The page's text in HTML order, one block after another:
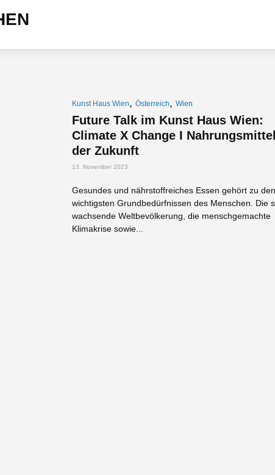
Kunst Haus Wien, Österreich, Wien
Future Talk im Kunst Haus Wien:
Climate X Change I Nahrungsmittel
der Zukunft
13. November 2023
Gesundes und nährstoffreiches Essen gehört zu den
wichtigsten Grundbedürfnissen des Menschen. Die
wachsende Weltbevölkerung, die menschgemachte
Klimakrise sowie...